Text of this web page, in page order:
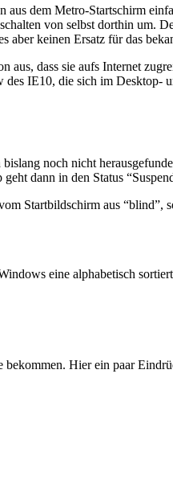
dem Metro-Startschirm
von selbst dorthin um.
aber keinen Ersatz für das
dass sie aufs Internet
IE10, die sich im
noch nicht
dann in den Status
Startbildschirm aus
eine alphabetisch
bekommen. Hier ein paar